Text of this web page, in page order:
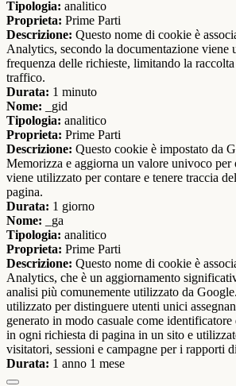
Tipologia: analitico
Proprieta: Prime Parti
Descrizione: Questo nome di cookie è
Analytics, secondo la documentazione viene
frequenza delle richieste, limitando la
traffico.
Durata: 1 minuto
Nome: _gid
Tipologia: analitico
Proprieta: Prime Parti
Descrizione: Questo cookie è impostato da
Memorizza e aggiorna un valore univoco per
viene utilizzato per contare e tenere traccia
pagina.
Durata: 1 giorno
Nome: _ga
Tipologia: analitico
Proprieta: Prime Parti
Descrizione: Questo nome di cookie è
Analytics, che è un aggiornamento
analisi più comunemente utilizzato da
utilizzato per distinguere utenti unici
generato in modo casuale come
in ogni richiesta di pagina in un sito e
visitatori, sessioni e campagne per i rapporti
Durata: 1 anno 1 mese